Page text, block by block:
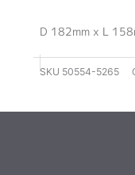
D 182mm x L
SKU 50554-5265